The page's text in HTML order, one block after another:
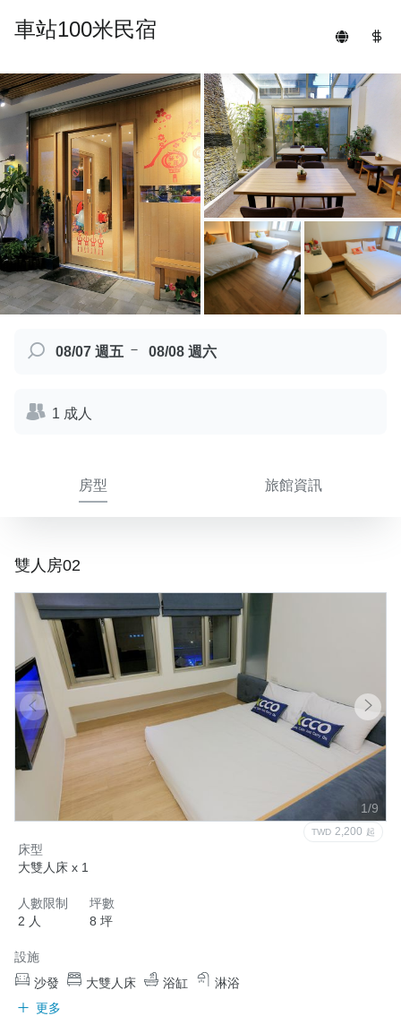
車站100米民宿
08/07 週五 － 08/08 週六
1 成人
房型 旅館資訊
雙人房02
1/9
TWD 2,200 起
床型
大雙人床 x 1
人數限制
2 人
坪數
8 坪
設施
沙發
大雙人床 浴缸
淋浴
更多